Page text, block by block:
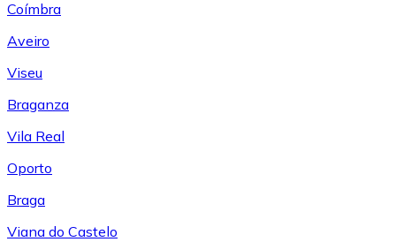
Coímbra
Aveiro
Viseu
Braganza
Vila Real
Oporto
Braga
Viana do Castelo